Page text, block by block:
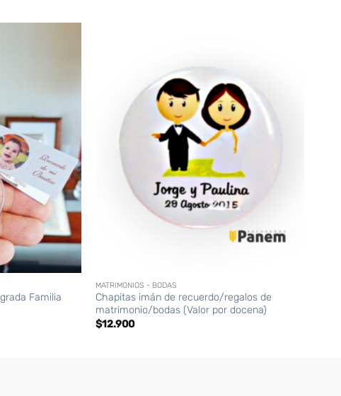
Familia
MATRIMONIOS - BODAS
Chapitas imán de recuerdo/regalos de
matrimonio/bodas (Valor por docena)
$12.900